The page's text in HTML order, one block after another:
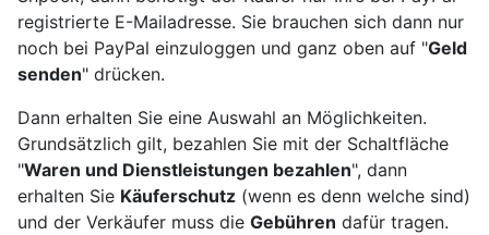
registrierte E-Mailadresse. Sie brauchen sich dann nur
noch bei PayPal einzuloggen und ganz oben auf "Geld
senden" drücken.
Dann erhalten Sie eine Auswahl an Möglichkeiten.
Grundsätzlich gilt, bezahlen Sie mit der Schaltfläche
"Waren und Dienstleistungen bezahlen", dann
erhalten Sie Käuferschutz (wenn es denn welche sind)
und der Verkäufer muss die Gebühren dafür tragen.